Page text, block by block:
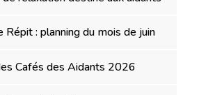
: planning du mois de juin
Cafés des Aidants 2026